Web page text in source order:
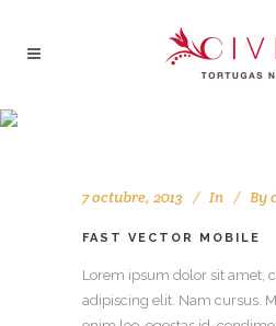
7 octubre, 2013 In By
FAST VECTOR MOBILE
Lorem ipsum dolor sit amet,
adipiscing elit. Nam cursus.